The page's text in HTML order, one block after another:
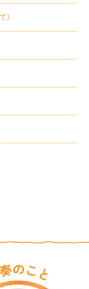
）